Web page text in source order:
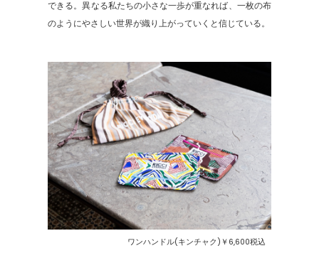
できる。異なる私たちの小さな一歩が重なれば、一枚の布
のようにやさしい世界が織り上がっていくと信じている。
ワンハンドル(キンチャク)￥6,600税込